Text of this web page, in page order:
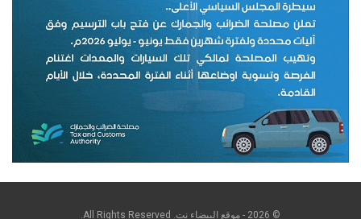
© 2026 - موقع البيضاء نت. All Rights Reserved.